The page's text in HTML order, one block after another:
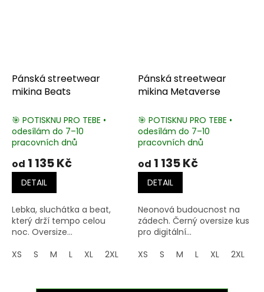
Pánská streetwear
mikina Beats
🎯 POTISKNU PRO TEBE •
odesílám do 7–10
pracovních dnů
od 1 135 Kč
DETAIL
Lebka, sluchátka a beat,
který drží tempo celou
noc. Oversize...
XS
S M L XL 2XL 3XL 4XL 5XL
Pánská streetwear
mikina Metaverse
🎯 POTISKNU PRO TEBE •
odesílám do 7–10
pracovních dnů
od 1 135 Kč
DETAIL
Neonová budoucnost na
zádech. Černý oversize kus
pro digitální...
XS
S M L XL 2XL